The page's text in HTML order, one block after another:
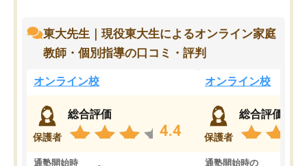
東大先生｜現役東大生によるオンライン家庭
教師・個別指導の口コミ・評判
オンライン校
保護者
総合評価
4.4
通塾開始時
オンライン校
保護者
総合評価
通塾開始時の